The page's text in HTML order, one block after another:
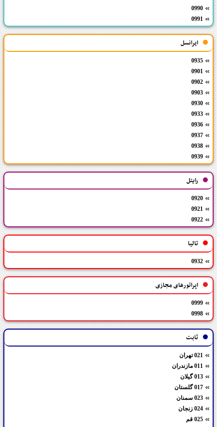
0990
0991
ایرانسل
0935
0901
0902
0903
0930
0933
0936
0937
0938
0939
رایتل
0920
0921
0922
تالیا
0932
اپراتورهای مجازی
0999
0998
ثابت
021 تهران
011 مازندران
013 گیلان
017 گلستان
023 سمنان
024 زنجان
025 قم